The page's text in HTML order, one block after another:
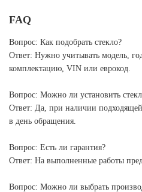
FAQ
Вопрос: Как подобрать стекло?
Ответ: Нужно учитывать модель,
комплектацию, VIN или еврокод.
Вопрос: Можно ли установить
Ответ: Да, при наличии
в день обращения.
Вопрос: Есть ли гарантия?
Ответ: На выполненные работы
Вопрос: Можно ли выбрать